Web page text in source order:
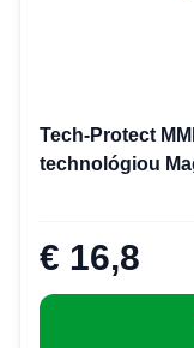
Tech-Protect
technológiou
€ 16,8